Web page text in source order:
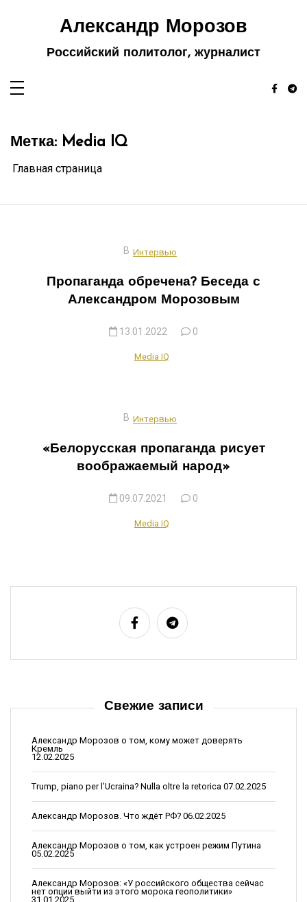
содержимомуАлександр Морозов
Российский политолог, журналист
Метка: Media IQ
Главная страница
В Интервью
Пропаганда обречена? Беседа с
Александром Морозовым
13.01.2022 0
Media IQ
В Интервью
«Белорусская пропаганда рисует
воображаемый народ»
09.07.2021 0
Media IQ
Свежие записи
Александр Морозов о том, кому может доверять
Кремль
12.02.2025
Trump, piano per l’Ucraina? Nulla oltre la retorica 07.02.2025
Александр Морозов. Что ждёт РФ? 06.02.2025
Александр Морозов о том, как устроен режим Путина
05.02.2025
Александр Морозов: «У российского общества сейчас
нет опции выйти из этого морока геополитики»
31.01.2025